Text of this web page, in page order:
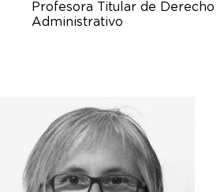
Profesora Titular de Derecho
Administrativo